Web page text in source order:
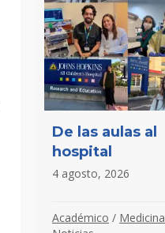
De las aulas al
hospital
4 agosto, 2026
Académico / Medicina